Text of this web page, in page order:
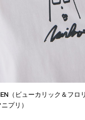
（ビューカリック＆フロ
プリ）